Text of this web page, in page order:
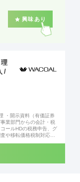
興味あり
/
・開示資料（有価証券
業部門からの会計・税
ールHDの税務申告、グ
や移転価格税制対応な